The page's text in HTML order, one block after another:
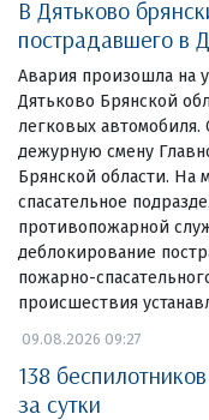
В Дятьково
пострадавшего в
Авария произошла на
Дятьково Брянской
легковых
дежурную смену
Брянской области. На
спасательное
противопожарной
деблокирование
пожарно-
происшествия
09.08.2026 09:27
138
за сутки